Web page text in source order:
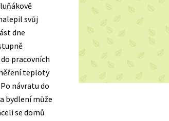
svůj
dne
pracovních
teploty
návratu do
bydlení může
se domů